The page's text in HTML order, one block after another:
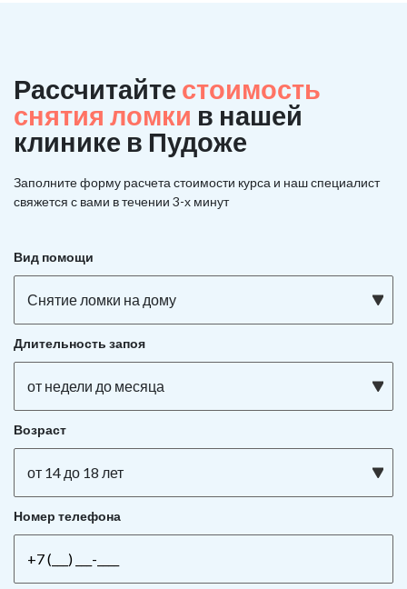
Рассчитайте стоимость
снятия ломки в нашей
клинике в Пудоже
Заполните форму расчета стоимости курса и наш специалист
свяжется с вами в течении 3-х минут
Вид помощи
Снятие ломки на дому
Длительность запоя
от недели до месяца
Возраст
от 14 до 18 лет
Номер телефона